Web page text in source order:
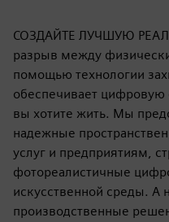
СОЗДАЙТЕ ЛУЧШУЮ
разрыв между
помощью технологии
обеспечивает
вы хотите жить. Мы
надежные
услуг и предприятиям,
фотореалистичные
искусственной среды.
производственные